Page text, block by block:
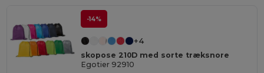
-14%
+4
skopose 210D med sorte træksnore
Egotier 92910